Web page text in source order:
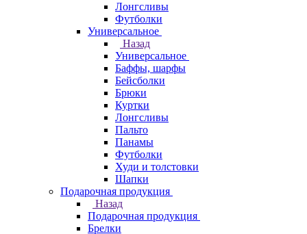
Лонгсливы
Футболки
Универсальное
Назад
Универсальное
Баффы, шарфы
Бейсболки
Брюки
Куртки
Лонгсливы
Пальто
Панамы
Футболки
Худи и толстовки
Шапки
Подарочная продукция
Назад
Подарочная продукция
Брелки